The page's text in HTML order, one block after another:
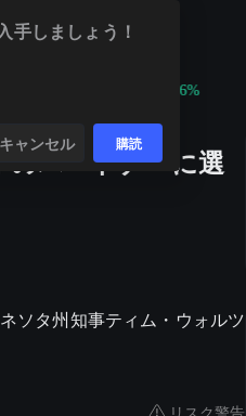
+0.16%
パートナーに選
ソタ州知事ティム・ウォルツ
リスク警告
手しましょう！
キャンセル 購読